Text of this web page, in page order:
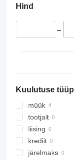
Hind
–
Kuulutuse tüüp
müük
tootjalt
liising
krediit
järelmaks